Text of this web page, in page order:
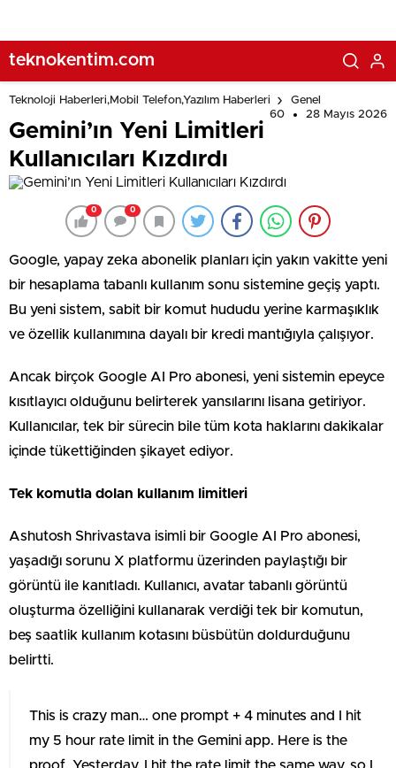
teknokentim.com
Teknoloji Haberleri,Mobil Telefon,Yazılım Haberleri
Genel
60
28 Mayıs 2026
Gemini’ın Yeni Limitleri
Kullanıcıları Kızdırdı
0 0
Google, yapay zeka abonelik planları için yakın vakitte yeni
bir hesaplama tabanlı kullanım sonu sistemine geçiş yaptı.
Bu yeni sistem, sabit bir komut hududu yerine karmaşıklık
ve özellik kullanımına dayalı bir kredi mantığıyla çalışıyor.
Ancak birçok Google AI Pro abonesi, yeni sistemin epeyce
kısıtlayıcı olduğunu belirterek yansılarını lisana getiriyor.
Kullanıcılar, tek bir sürecin bile tüm kota haklarını dakikalar
içinde tükettiğinden şikayet ediyor.
Tek komutla dolan kullanım limitleri
Ashutosh Shrivastava isimli bir Google AI Pro abonesi,
yaşadığı sorunu X platformu üzerinden paylaştığı bir
görüntü ile kanıtladı. Kullanıcı, avatar tabanlı görüntü
oluşturma özelliğini kullanarak verdiği tek bir komutun,
beş saatlik kullanım kotasını büsbütün doldurduğunu
belirtti.
This is crazy man… one prompt + 4 minutes and I hit
my 5 hour rate limit in the Gemini app. Here is the